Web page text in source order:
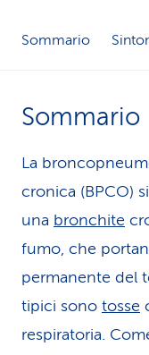
Sommario
Sommario
La
cronica (BPCO)
una bronchite
fumo, che
permanente del
tipici sono tosse
respiratoria.